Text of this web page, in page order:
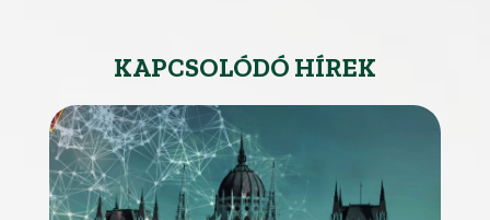
KAPCSOLÓDÓ HÍREK